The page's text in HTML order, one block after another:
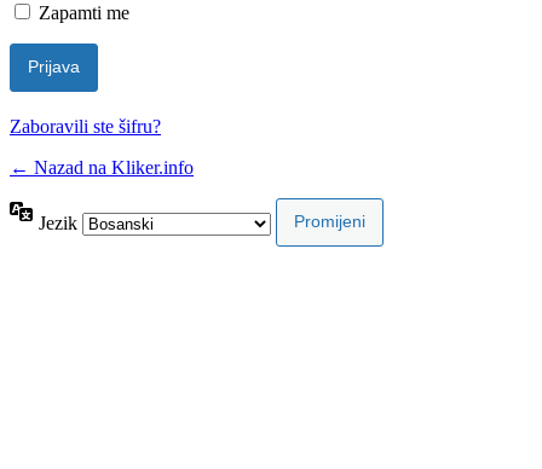
Zapamti me
Zaboravili ste šifru?
← Nazad na Kliker.info
Jezik